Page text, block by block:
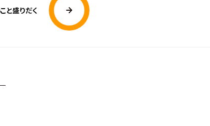
と盛りだく